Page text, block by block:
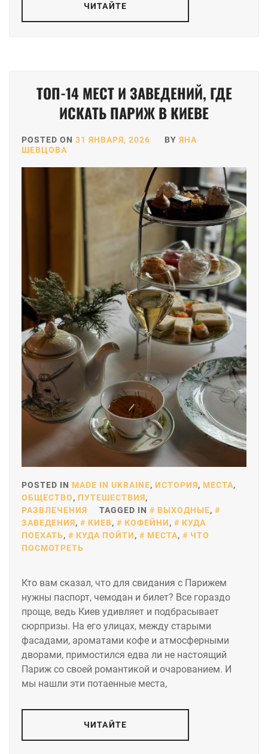
ЧИТАЙТЕ
ТОП-14 МЕСТ И ЗАВЕДЕНИЙ, ГДЕ
ИСКАТЬ ПАРИЖ В КИЕВЕ
POSTED ON 31 ЯНВАРЯ, 2026 BY ЯНА
ШЕВЦОВА
POSTED IN MADE IN UKRAINE, ИСТОРИЯ, МЕСТА,
ОБЩЕСТВО, ПУТЕШЕСТВИЯ,
РАЗВЛЕЧЕНИЯ
TAGGED IN ВЫХОДНЫЕ,
ЗАВЕДЕНИЯ, КИЕВ, КОФЕЙНИ,
КУДА
ПОЕХАТЬ, КУДА ПОЙТИ, МЕСТА,
ЧТО
ПОСМОТРЕТЬ
Кто вам сказал, что для свидания с Парижем
нужны паспорт, чемодан и билет? Все гораздо
проще, ведь Киев удивляет и подбрасывает
сюрпризы. На его улицах, между старыми
фасадами, ароматами кофе и атмосферными
дворами, примостился едва ли не настоящий
Париж со своей романтикой и очарованием. И
мы нашли эти потаенные места,
ЧИТАЙТЕ